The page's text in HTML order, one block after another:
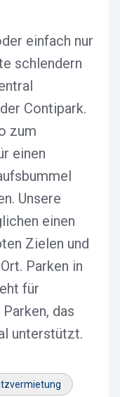
einfach nur
schlendern
Contipark.
zum
einen
Unsere
einen
Zielen und
Parken in
für
das
unterstützt.